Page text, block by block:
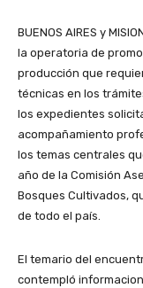
BUENOS AIRES y
la operatoria de
producción que
técnicas en los
los expedientes
acompañamiento
los temas centrales
año de la Comisión
Bosques Cultivados,
de todo el país.
El temario del
contempló